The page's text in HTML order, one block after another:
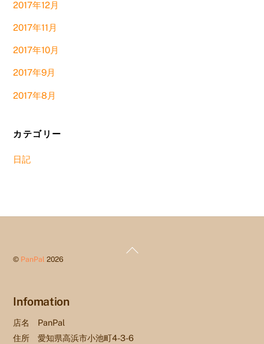
2017年12月
2017年11月
2017年10月
2017年9月
2017年8月
カテゴリー
日記
Back
© PanPal 2026
Infomation
店名 PanPal
住所 愛知県高浜市小池町4-3-6